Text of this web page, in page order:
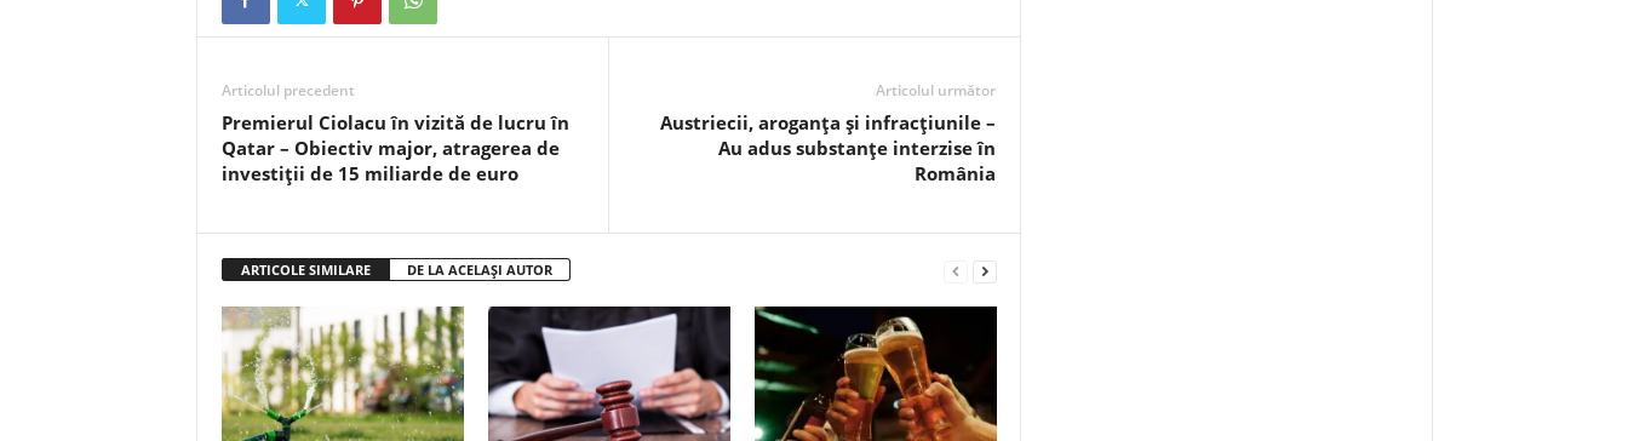
Articolul precedent
Premierul Ciolacu în vizită de lucru în
Qatar – Obiectiv major, atragerea de
investiții de 15 miliarde de euro
Articolul următor
Austriecii, aroganța și infracțiunile –
Au adus substanțe interzise în
România
ARTICOLE SIMILARE DE LA ACELAȘI AUTOR